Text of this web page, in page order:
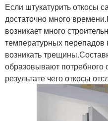
Если штукатурить откосы
достаточно много
возникает много
температурных перепадов
возникать
образовывают потребного
результате чего откосы